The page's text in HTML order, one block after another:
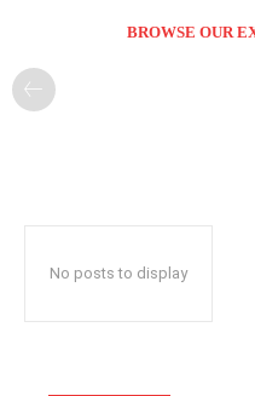
BROWSE OUR
No posts to display